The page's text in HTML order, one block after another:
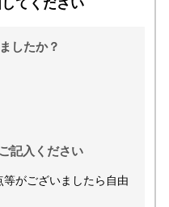
したか？
記入ください
がございましたら自由